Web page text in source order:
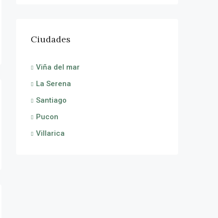
Ciudades
Viña del mar
La Serena
Santiago
Pucon
Villarica